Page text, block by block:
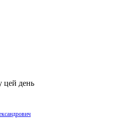
цей день